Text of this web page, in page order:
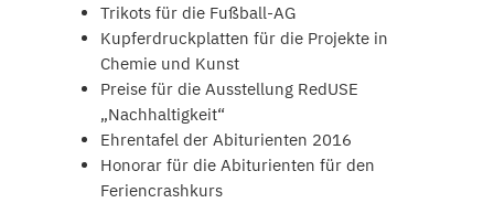
Trikots für die Fußball-AG
Kupferdruckplatten für die Projekte in
Chemie und Kunst
Preise für die Ausstellung RedUSE
„Nachhaltigkeit“
Ehrentafel der Abiturienten 2016
Honorar für die Abiturienten für den
Feriencrashkurs